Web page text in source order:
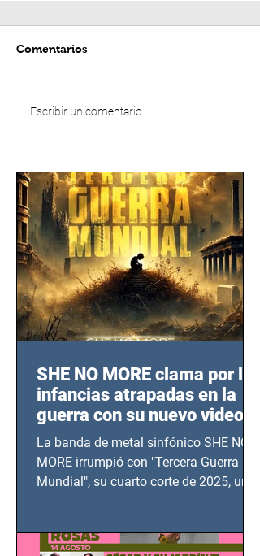
Comentarios
Escribir un comentario...
SHE NO MORE clama por las
infancias atrapadas en la
guerra con su nuevo video
TERCERA GUERRA
MUNDIAL
La banda de metal sinfónico SHE NO
MORE irrumpió con "Tercera Guerra
Mundial", su cuarto corte de 2025, un
bélicos.